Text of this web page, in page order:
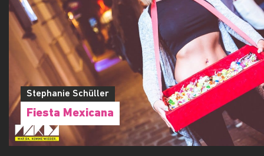
Stephanie Schüller
Fiesta Mexicana